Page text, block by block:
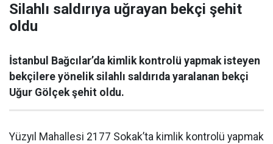
Silahlı saldırıya uğrayan bekçi şehit
oldu
İstanbul Bağcılar’da kimlik kontrolü yapmak isteyen
bekçilere yönelik silahlı saldırıda yaralanan bekçi
Uğur Gölçek şehit oldu.
Yüzyıl Mahallesi 2177 Sokak’ta kimlik kontrolü yapmak